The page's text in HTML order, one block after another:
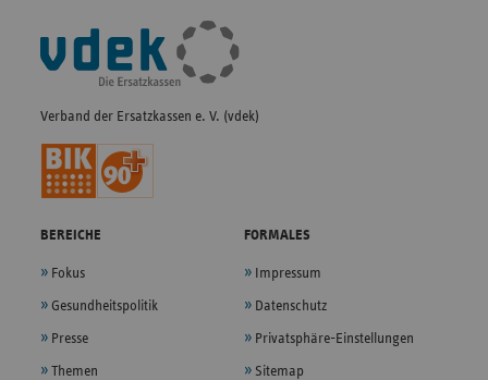
Fußleisten-
Navigation
Verband der Ersatzkassen e. V. (vdek)
BEREICHE
Fokus
Gesundheitspolitik
Presse
Themen
FORMALES
Impressum
Datenschutz
Privatsphäre-Einstellungen
Sitemap